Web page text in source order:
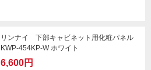
リンナイ 下部キャビネット用化粧パネル
KWP-454KP-W ホワイト
6,600円